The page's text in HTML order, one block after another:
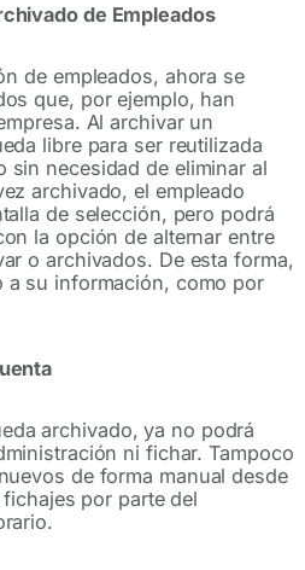
de Empleados
de empleados, ahora se
que, por ejemplo, han
Al archivar un
libre para ser reutilizada
sin necesidad de eliminar al
archivado, el empleado
de selección, pero podrá
la opción de alternar entre
o archivados. De esta forma,
a su información, como por
archivado, ya no podrá
ni fichar. Tampoco
de forma manual desde
por parte del